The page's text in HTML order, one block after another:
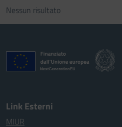
Nessun risultato
Link Esterni
MIUR